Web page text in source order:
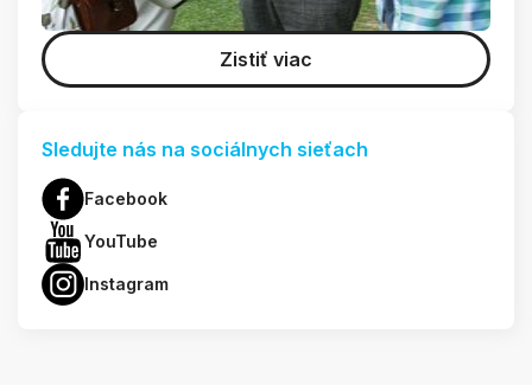
Zistiť viac
Sledujte nás na sociálnych sieťach
Facebook
YouTube
Instagram